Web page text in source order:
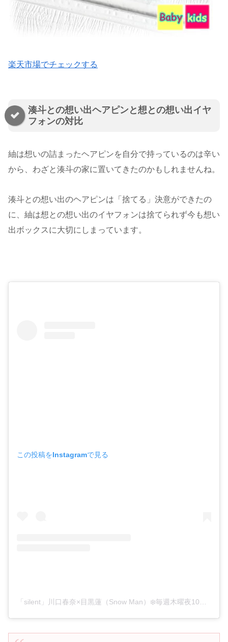
楽天市場でチェックする
湊斗との想い出ヘアピンと想との想い出イヤ
フォンの対比
紬は想いの詰まったヘアピンを自分で持っているのは辛い
から、わざと湊斗の家に置いてきたのかもしれませんね。
湊斗との想い出のヘアピンは「捨てる」決意ができたの
に、紬は想との想い出のイヤフォンは捨てられず今も想い
出ボックスに大切にしまっています。
この投稿をInstagramで見る